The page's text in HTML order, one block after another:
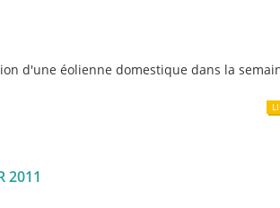
d'une éolienne domestique dans la
2011